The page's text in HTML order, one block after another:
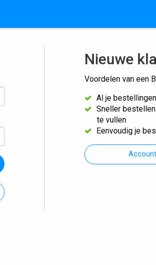
Nieuwe
Voordelen van een
Al je
Sneller
te vullen
Eenvoudig je